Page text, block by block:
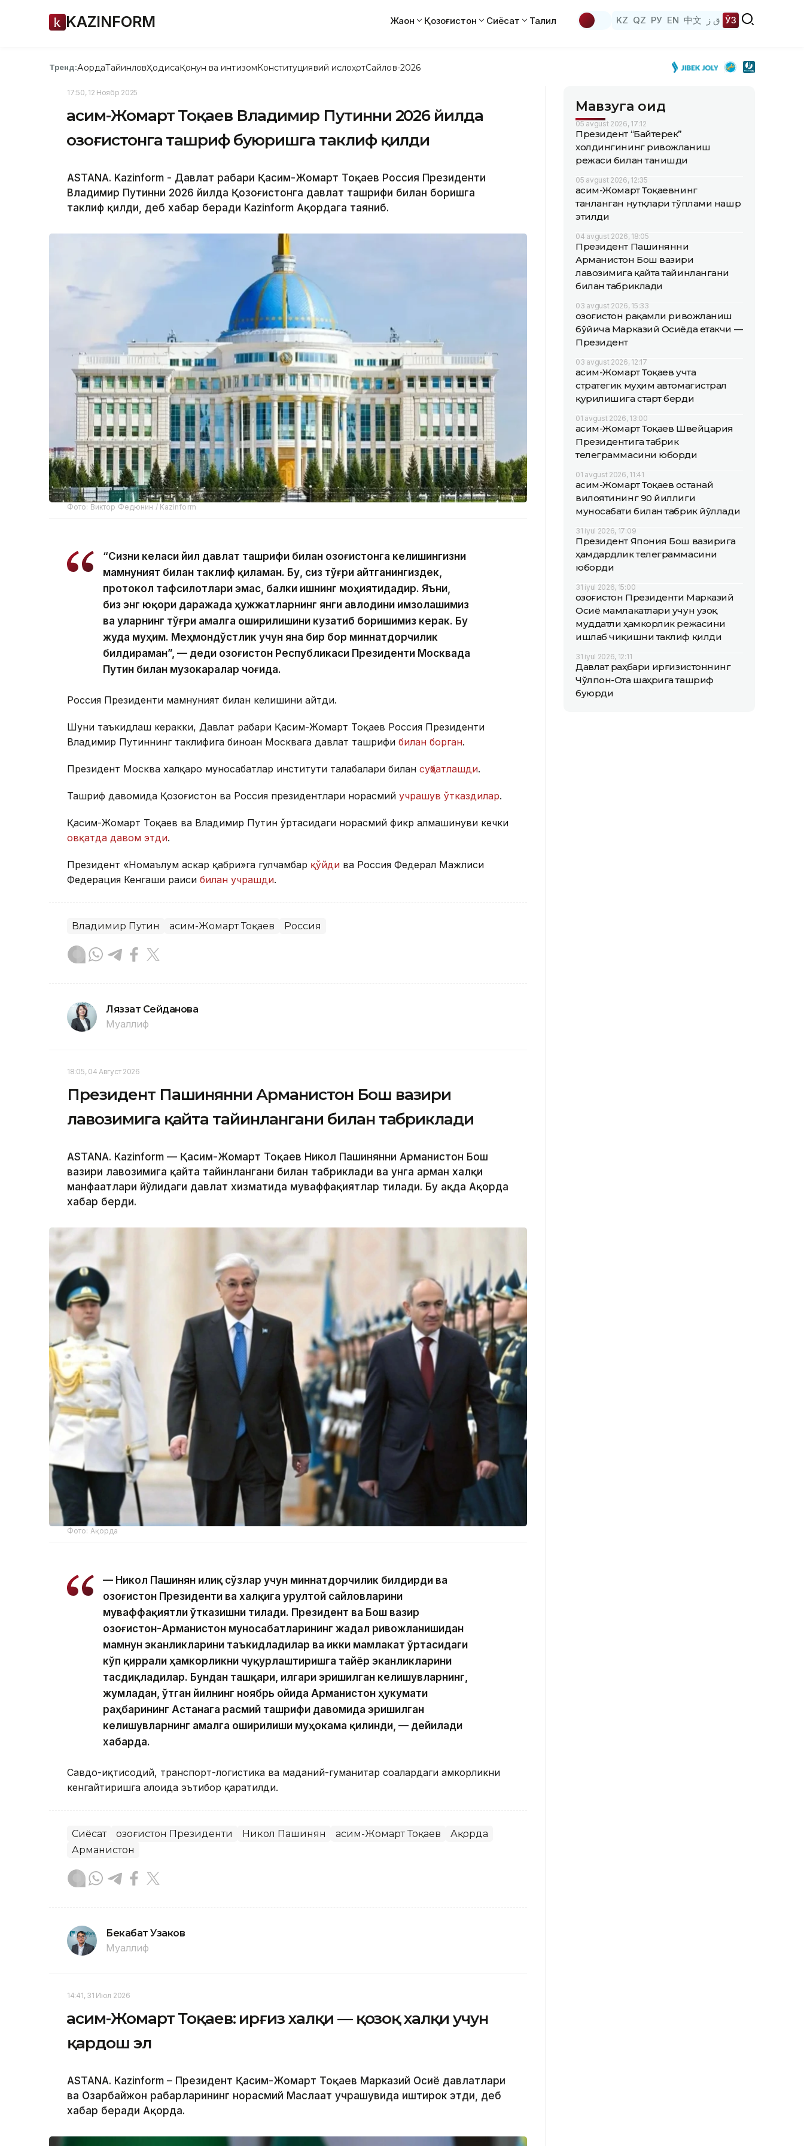
KAZINFORM Жаҳон Қозоғистон Сиёсат Таҳлил KZ QZ РУ EN 中文 ق ز ЎЗ
Тренд:АқордаТайинловҲодисаҚонун ва интизомКонституциявий ислоҳотСайлов-2026
17:50, 12 Ноябр 2025
Қасим-Жомарт Тоқаев Владимир Путинни 2026 йилда
Қозоғистонга ташриф буюришга таклиф қилди
ASTANA. Kazinform - Давлат раҳбари Қасим-Жомарт Тоқаев Россия Президенти
Владимир Путинни 2026 йилда Қозоғистонга давлат ташрифи билан боришга
таклиф қилди, деб хабар беради Kazinform Ақордага таяниб.
Фото: Виктор Федюнин / Kazinform
“Сизни келаси йил давлат ташрифи билан Қозоғистонга келишингизни
мамнуният билан таклиф қиламан. Бу, сиз тўғри айтганингиздек,
протокол тафсилотлари эмас, балки ишнинг моҳиятидадир. Яъни,
биз энг юқори даражада ҳужжатларнинг янги авлодини имзолашимиз
ва уларнинг тўғри амалга оширилишини кузатиб боришимиз керак. Бу
жуда муҳим. Меҳмондўстлик учун яна бир бор миннатдорчилик
билдираман”, — деди Қозоғистон Республикаси Президенти Москвада
Путин билан музокаралар чоғида.
Россия Президенти мамнуният билан келишини айтди.
Шуни таъкидлаш керакки, Давлат раҳбари Қасим-Жомарт Тоқаев Россия Президенти
Владимир Путиннинг таклифига биноан Москвага давлат ташрифи билан борган.
Президент Москва халқаро муносабатлар институти талабалари билан суҳбатлашди.
Ташриф давомида Қозоғистон ва Россия президентлари норасмий учрашув ўтказдилар.
Қасим-Жомарт Тоқаев ва Владимир Путин ўртасидаги норасмий фикр алмашинуви кечки
овқатда давом этди.
Президент «Номаълум аскар қабри»га гулчамбар қўйди ва Россия Федерал Мажлиси
Федерация Кенгаши раиси билан учрашди.
Владимир Путин Қасим-Жомарт Тоқаев Россия
Ляззат Сейданова
Муаллиф
18:05, 04 Август 2026
Президент Пашинянни Арманистон Бош вазири
лавозимига қайта тайинлангани билан табриклади
ASTANА. Кazinform — Қасим-Жомарт Тоқаев Никол Пашинянни Арманистон Бош
вазири лавозимига қайта тайинлангани билан табриклади ва унга арман халқи
манфаатлари йўлидаги давлат хизматида муваффақиятлар тилади. Бу ҳақда Ақорда
хабар берди.
Фото: Ақорда
— Никол Пашинян илиқ сўзлар учун миннатдорчилик билдирди ва
Қозоғистон Президенти ва халқига Қурултой сайловларини
муваффақиятли ўтказишни тилади. Президент ва Бош вазир
Қозоғистон-Арманистон муносабатларининг жадал ривожланишидан
мамнун эканликларини таъкидладилар ва икки мамлакат ўртасидаги
кўп қиррали ҳамкорликни чуқурлаштиришга тайёр эканликларини
тасдиқладилар. Бундан ташқари, илгари эришилган келишувларнинг,
жумладан, ўтган йилнинг ноябрь ойида Арманистон ҳукумати
раҳбарининг Астанага расмий ташрифи давомида эришилган
келишувларнинг амалга оширилиши муҳокама қилинди, — дейилади
хабарда.
Савдо-иқтисодий, транспорт-логистика ва маданий-гуманитар соҳалардаги ҳамкорликни
кенгайтиришга алоҳида эътибор қаратилди.
Сиёсат Қозоғистон Президенти Никол Пашинян Қасим-Жомарт Тоқаев
Ақорда
Арманистон
Бекабат Узаков
Муаллиф
14:41, 31 Июл 2026
Қасим-Жомарт Тоқаев: Қирғиз халқи — қозоқ халқи учун
қардош эл
ASTANА. Кazinform – Президент Қасим-Жомарт Тоқаев Марказий Осиё давлатлари
ва Озарбайжон раҳбарларининг норасмий Маслаҳат учрашувида иштирок этди, деб
хабар беради Ақорда.
Мавзуга оид
05 avgust 2026, 17:12
Президент “Байтерек”
холдингининг ривожланиш
режаси билан танишди
05 avgust 2026, 12:35
Қасим-Жомарт Тоқаевнинг
танланган нутқлари тўплами нашр
этилди
04 avgust 2026, 18:05
Президент Пашинянни
Арманистон Бош вазири
лавозимига қайта тайинлангани
билан табриклади
03 avgust 2026, 15:33
Қозоғистон рақамли ривожланиш
бўйича Марказий Осиёда етакчи —
Президент
03 avgust 2026, 12:17
Қасим-Жомарт Тоқаев учта
стратегик муҳим автомагистрал
қурилишига старт берди
01 avgust 2026, 13:00
Қасим-Жомарт Тоқаев Швейцария
Президентига табрик
телеграммасини юборди
01 avgust 2026, 11:41
Қасим-Жомарт Тоқаев Қостанай
вилоятининг 90 йиллиги
муносабати билан табрик йўллади
31 iyul 2026, 17:09
Президент Япония Бош вазирига
ҳамдардлик телеграммасини
юборди
31 iyul 2026, 15:00
Қозоғистон Президенти Марказий
Осиё мамлакатлари учун узоқ
муддатли ҳамкорлик режасини
ишлаб чиқишни таклиф қилди
31 iyul 2026, 12:11
Давлат раҳбари Қирғизистоннинг
Чўлпон-Ота шаҳрига ташриф
буюрди